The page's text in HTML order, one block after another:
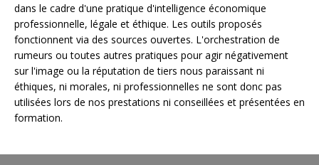
dans le cadre d'une pratique d'intelligence économique
professionnelle, légale et éthique. Les outils proposés
fonctionnent via des sources ouvertes. L'orchestration de
rumeurs ou toutes autres pratiques pour agir négativement
sur l'image ou la réputation de tiers nous paraissant ni
éthiques, ni morales, ni professionnelles ne sont donc pas
utilisées lors de nos prestations ni conseillées et présentées en
formation.